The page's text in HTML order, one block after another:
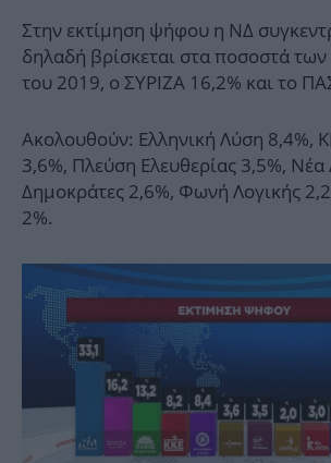
Στην εκτίμηση ψήφου η ΝΔ
δηλαδή βρίσκεται στα ποσοστά
του 2019, ο ΣΥΡΙΖΑ 16,2% και το
Ακολουθούν: Ελληνική Λύση 8,4%,
3,6%, Πλεύση Ελευθερίας 3,5%, Νέα
Δημοκράτες 2,6%, Φωνή Λογικής
2%.